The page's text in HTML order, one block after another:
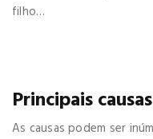
filho…
Principais causas
As causas podem ser